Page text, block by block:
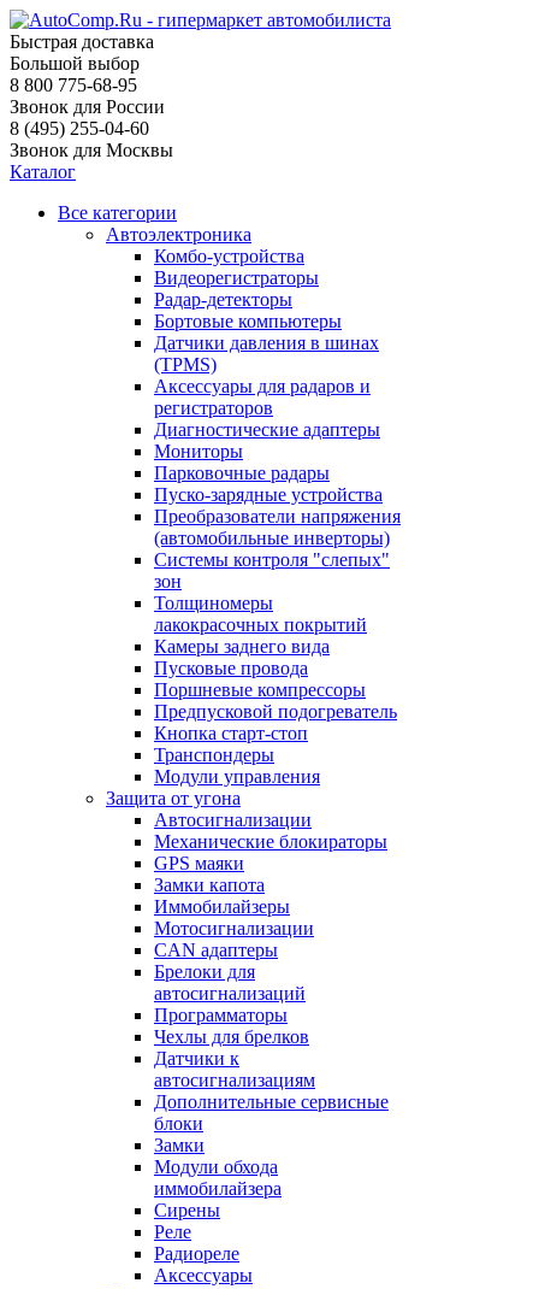
Быстрая доставка
Большой выбор
8 800 775-68-95
Звонок для России
8 (495) 255-04-60
Звонок для Москвы
Каталог
Все категории
Автоэлектроника
Комбо-устройства
Видеорегистраторы
Радар-детекторы
Бортовые компьютеры
Датчики давления в шинах
(TPMS)
Аксессуары для радаров и
регистраторов
Диагностические адаптеры
Мониторы
Парковочные радары
Пуско-зарядные устройства
Преобразователи напряжения
(автомобильные инверторы)
Системы контроля "слепых"
зон
Толщиномеры
лакокрасочных покрытий
Камеры заднего вида
Пусковые провода
Поршневые компрессоры
Предпусковой подогреватель
Кнопка старт-стоп
Транспондеры
Модули управления
Защита от угона
Автосигнализации
Механические блoкираторы
GPS маяки
Замки капота
Иммобилайзеры
Мотосигнализации
CAN адаптеры
Брелоки для
автосигнализаций
Программаторы
Чехлы для брелков
Датчики к
автосигнализациям
Дополнительные сервисные
блоки
Замки
Модули обхода
иммобилайзера
Сирены
Реле
Радиореле
Аксессуары